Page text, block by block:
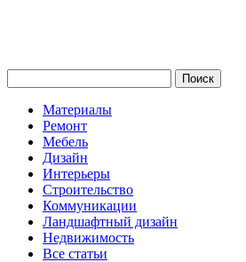
Материалы
Ремонт
Мебель
Дизайн
Интерьеры
Строительство
Коммуникации
Ландшафтный дизайн
Недвижимость
Все статьи